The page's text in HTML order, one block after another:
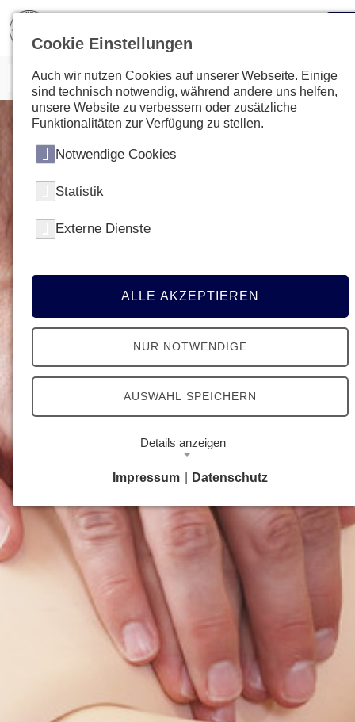
Cookie Einstellungen
Auch wir nutzen Cookies auf unserer Webseite. Einige
sind technisch notwendig, während andere uns helfen,
unsere Website zu verbessern oder zusätzliche
Funktionalitäten zur Verfügung zu stellen.
Notwendige Cookies
Statistik
Externe Dienste
ALLE AKZEPTIEREN
NUR NOTWENDIGE
AUSWAHL SPEICHERN
Details anzeigen
Notwendige Cookies ermöglichen grundlegende
Funktionen und sind für die einwandfreie Funktion
der Website erforderlich.
Google Analytics Opt-Out-Cookie
gaOptout
Dieser Cookie speichert die gewählte
Einverständnisoption bezüglich Google Analytics
Opt-Out
Impressum Datenschutz